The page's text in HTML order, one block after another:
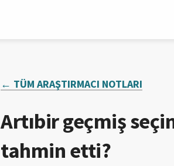
← TÜM ARAŞTIRMACI NOTLARI
Artıbir geçmiş
tahmin etti?